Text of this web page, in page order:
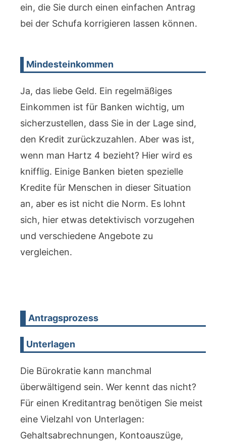
ein, die Sie durch einen einfachen Antrag
bei der Schufa korrigieren lassen können.
Mindesteinkommen
Ja, das liebe Geld. Ein regelmäßiges
Einkommen ist für Banken wichtig, um
sicherzustellen, dass Sie in der Lage sind,
den Kredit zurückzuzahlen. Aber was ist,
wenn man Hartz 4 bezieht? Hier wird es
knifflig. Einige Banken bieten spezielle
Kredite für Menschen in dieser Situation
an, aber es ist nicht die Norm. Es lohnt
sich, hier etwas detektivisch vorzugehen
und verschiedene Angebote zu
vergleichen.
Antragsprozess
Unterlagen
Die Bürokratie kann manchmal
überwältigend sein. Wer kennt das nicht?
Für einen Kreditantrag benötigen Sie meist
eine Vielzahl von Unterlagen:
Gehaltsabrechnungen, Kontoauszüge,